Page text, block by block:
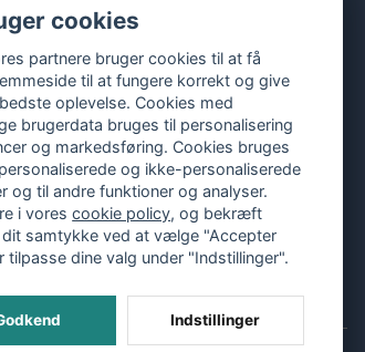
Cookiescookies
partnere bruger cookies til at få
til at fungere korrekt og give
oplevelse. Cookies med
brugerdata bruges til personalisering
og markedsføring. Cookies bruges
og ikke-personaliserede
og til andre funktioner og analyser.
i vorescookie policy, og bekræft
samtykke ved at vælge "Accepter
tilpasse dine valg under "Indstillinger".
Indstillinger